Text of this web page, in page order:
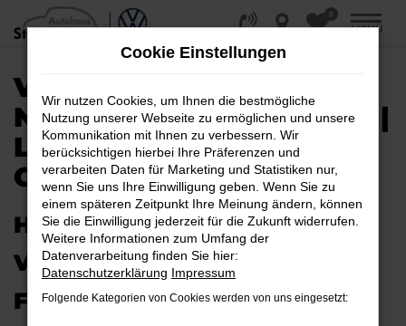
Zum
Hauptinhalt
0
MENÜ
VW T-ROC EU-
NEUWAGEN / REIMPORT |
LIEFERSERVICE NACH
OSNABRÜCK
HERAUSRAGENDE QUALITÄT:
VW T-ROC EU-NEUWAGEN
FÜR OSNABRÜCK
Cookie Einstellungen
Wir nutzen Cookies, um Ihnen die bestmögliche
Nutzung unserer Webseite zu ermöglichen und unsere
Kommunikation mit Ihnen zu verbessern. Wir
berücksichtigen hierbei Ihre Präferenzen und
verarbeiten Daten für Marketing und Statistiken nur,
wenn Sie uns Ihre Einwilligung geben. Wenn Sie zu
einem späteren Zeitpunkt Ihre Meinung ändern, können
Sie die Einwilligung jederzeit für die Zukunft widerrufen.
Weitere Informationen zum Umfang der
Datenverarbeitung finden Sie hier:
Datenschutzerklärung Impressum
Folgende Kategorien von Cookies werden von uns eingesetzt: